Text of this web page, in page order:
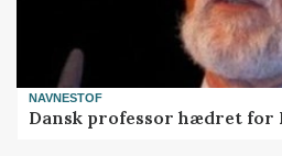
NAVNESTOF
Dansk professor hædret